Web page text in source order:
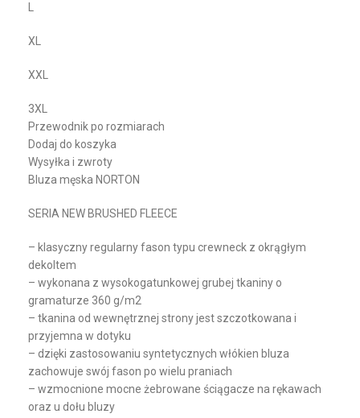
L
XL
XXL
3XL
Przewodnik po rozmiarach
Dodaj do koszyka
Wysyłka i zwroty
Bluza męska NORTON
SERIA NEW BRUSHED FLEECE
– klasyczny regularny fason typu crewneck z okrągłym
dekoltem
– wykonana z wysokogatunkowej grubej tkaniny o
gramaturze 360 g/m2
– tkanina od wewnętrznej strony jest szczotkowana i
przyjemna w dotyku
– dzięki zastosowaniu syntetycznych włókien bluza
zachowuje swój fason po wielu praniach
– wzmocnione mocne żebrowane ściągacze na rękawach
oraz u dołu bluzy